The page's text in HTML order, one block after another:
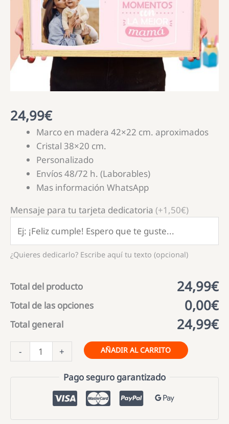
24,99€
Marco en madera 42×22 cm. aproximados
Cristal 38×20 cm.
Personalizado
Envíos 48/72 h. (Laborables)
Mas información WhatsApp
Mensaje para tu tarjeta dedicatoria (+1,50€)
¿Quieres dedicarlo? Escribe aquí tu texto (opcional)
Total del producto 24,99€
Total de las opciones 0,00€
Total general 24,99€
-
de
madera
y
+ AÑADIR AL CARRITO
Pago seguro garantizado